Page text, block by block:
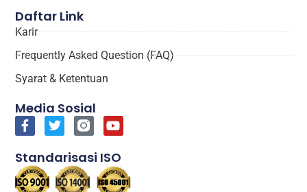
Daftar Link
Karir
Frequently Asked Question (FAQ)
Syarat & Ketentuan
Media Sosial
Standarisasi ISO